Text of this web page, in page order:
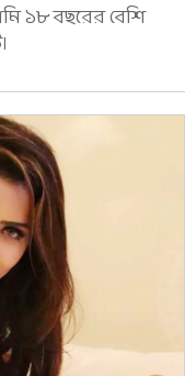
১৮ বছরের বেশি